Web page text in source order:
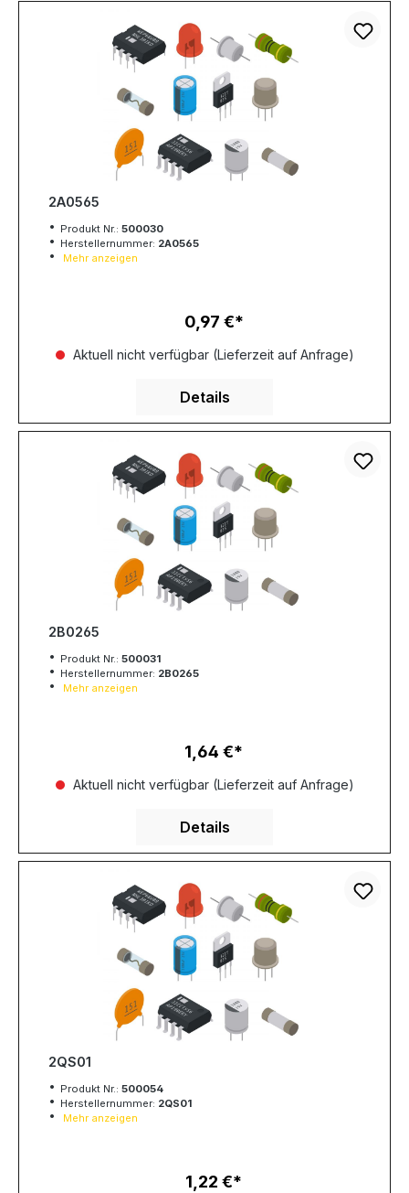
2A0565
Produkt Nr.: 500030
Herstellernummer: 2A0565
Mehr anzeigen
Regulärer Preis:
0,97 €
Aktuell nicht verfügbar (Lieferzeit auf Anfrage)
Details
2B0265
Produkt Nr.: 500031
Herstellernummer: 2B0265
Mehr anzeigen
Regulärer Preis:
1,64 €
Aktuell nicht verfügbar (Lieferzeit auf Anfrage)
Details
2QS01
Produkt Nr.: 500054
Herstellernummer: 2QS01
Mehr anzeigen
Regulärer Preis:
1,22 €